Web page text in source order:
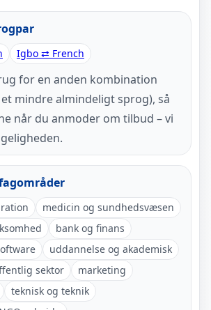
Igbo ⇄ French
for en anden kombination
mindre almindeligt sprog), så
når du anmoder om tilbud – vi
medicin og sundhedsvæsen
bank og finans
uddannelse og akademisk
sektor
marketing
teknisk og teknik